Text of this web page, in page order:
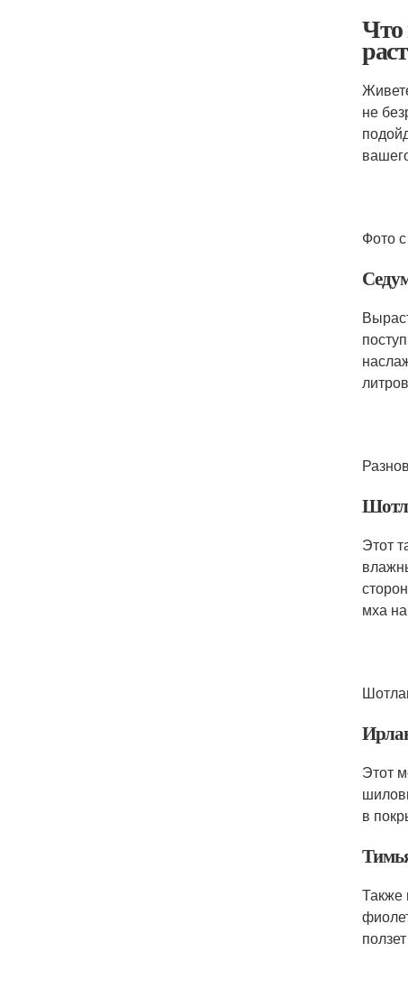
Что
не
Фото
Этот
мха
Этот
в
Также